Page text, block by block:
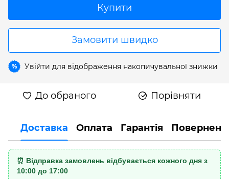
Купити
Замовити швидко
% Увійти для відображення накопичувальної знижки
До обраного Порівняти
Доставка Оплата Гарантія
⏰ Відправка замовлень відбувається кожного дня з
10:00 до 17:00